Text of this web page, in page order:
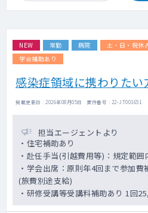
NEW 常勤 病院 土・日・祝休
学会補助あり
感染症領域に携わりたい
掲載更新日 : 2026年08月05日 案件番号 : 22-JT001651
担当エージェントより
・住宅補助あり
・赴任手当(引越費用等)：規定範囲
・学会出席：原則年4回まで参加
(旅費別途支給)
・研修受講等受講料補助あり 1回